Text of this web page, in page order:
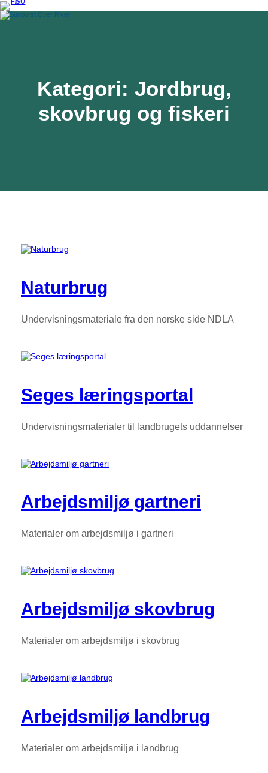
Spring
til
indhold
Kategori: Jordbrug,
skovbrug og fiskeri
Naturbrug
Undervisningsmateriale fra den norske side NDLA
Seges læringsportal
Undervisningsmaterialer til landbrugets uddannelser
Arbejdsmiljø gartneri
Materialer om arbejdsmiljø i gartneri
Arbejdsmiljø skovbrug
Materialer om arbejdsmiljø i skovbrug
Arbejdsmiljø landbrug
Materialer om arbejdsmiljø i landbrug